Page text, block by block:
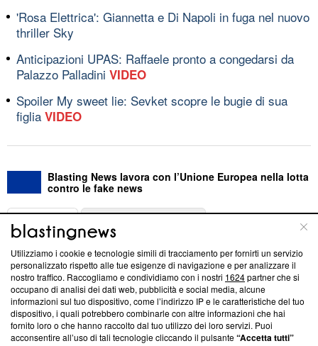
'Rosa Elettrica': Giannetta e Di Napoli in fuga nel nuovo
thriller Sky
Anticipazioni UPAS: Raffaele pronto a congedarsi da
Palazzo Palladini VIDEO
Spoiler My sweet lie: Sevket scopre le bugie di sua
figlia VIDEO
Blasting News lavora con l’Unione Europea nella lotta
contro le fake news
ABOUT
Questa sezione offre informazioni trasparenti su Blasting
News, sui nostri processi editoriali e su come ci impegniamo a
creare news di qualità. Inoltre, afferma la nostra aderenza a
‘Trust Project - News with Integrity’Blasting News non è
ancora membro del programma, ma ha richiesto di farne
parte; Trust Project non ha ancora effettuato una verifica di
Utilizziamo i cookie e tecnologie simili di tracciamento per fornirti un servizio
personalizzato rispetto alle tue esigenze di navigazione e per analizzare il
nostro traffico. Raccogliamo e condividiamo con i nostri 1624partner che si
occupano di analisi dei dati web, pubblicità e social media, alcune
informazioni sul tuo dispositivo, come l’indirizzo IP e le caratteristiche del tuo
dispositivo, i quali potrebbero combinarle con altre informazioni che hai
fornito loro o che hanno raccolto dal tuo utilizzo dei loro servizi. Puoi
acconsentire all’uso di tali tecnologie cliccando il pulsante“Accetta tutti”